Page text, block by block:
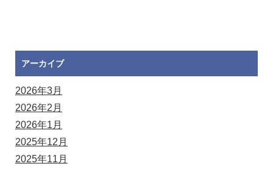
アーカイブ
2026年3月
2026年2月
2026年1月
2025年12月
2025年11月